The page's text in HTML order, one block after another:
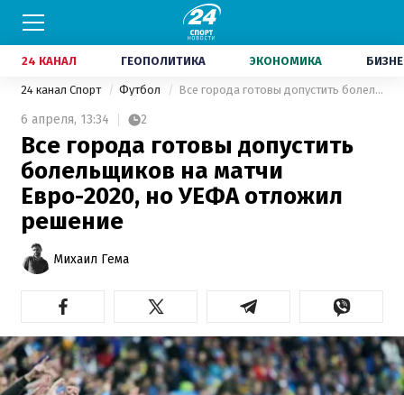
24 КАНАЛ ГЕОПОЛИТИКА ЭКОНОМИКА
24 канал Спорт Футбол Все города готовы допустить болельщиков на матчи Евро-2020, но УЕФА отложил решение
6 апреля, 13:34 2
Все города готовы допустить
болельщиков на матчи
Евро-2020, но УЕФА отложил
решение
Михаил Гема